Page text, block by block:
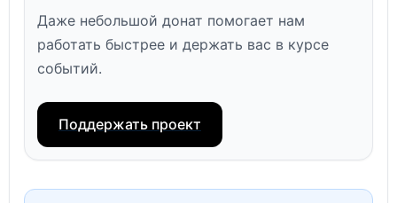
Даже небольшой донат помогает нам
работать быстрее и держать вас в курсе
событий.
Поддержать проект